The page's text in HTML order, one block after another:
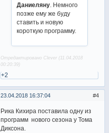
Даниеляну . Немного
позже ему же буду
ставить и новую
короткую программу.
Отредактировано Clever (11.04.2018
00:20:39)
+2
4
23.04.2018 16:37:04
Рика Кихира поставила одну из
программ нового сезона у Тома
Диксона.